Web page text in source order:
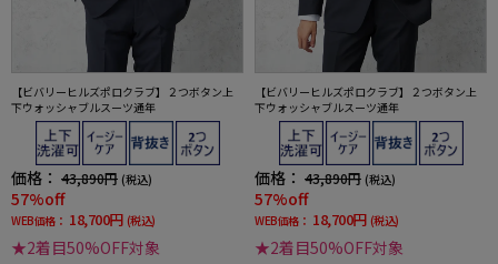
【ビバリーヒルズポロクラブ】２つボタン上
下ウォッシャブルスーツ通年
価格： 43,890円 (税込)
57%off
WEB価格： 18,700円 (税込)
★2着目50%OFF対象
【ビバリーヒルズポロクラブ】２つボタン上
下ウォッシャブルスーツ通年
価格： 43,890円 (税込)
57%off
WEB価格： 18,700円 (税込)
★2着目50%OFF対象